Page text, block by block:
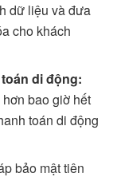
dữ liệu và đưa
cho khách
di động:
bao giờ hết
toán di động
bảo mật tiên